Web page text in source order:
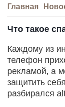
Главная
Что такое
Каждому из
телефон
рекламой, а
защитить
разбирался